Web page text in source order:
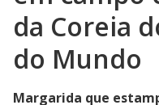
da Coreia
do Mundo
Margarida que